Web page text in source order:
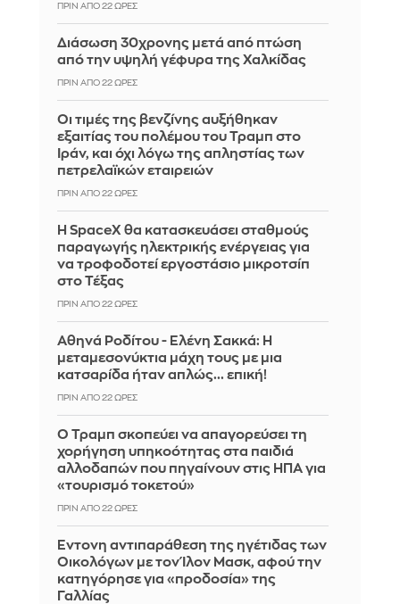
ΠΡΙΝ ΑΠΌ 22 ΏΡΕΣ
Διάσωση 30χρονης μετά από πτώση
από την υψηλή γέφυρα της Χαλκίδας
ΠΡΙΝ ΑΠΌ 22 ΏΡΕΣ
Οι τιμές της βενζίνης αυξήθηκαν
εξαιτίας του πολέμου του Τραμπ στο
Ιράν, και όχι λόγω της απληστίας των
πετρελαϊκών εταιρειών
ΠΡΙΝ ΑΠΌ 22 ΏΡΕΣ
Η SpaceX θα κατασκευάσει σταθμούς
παραγωγής ηλεκτρικής ενέργειας για
να τροφοδοτεί εργοστάσιο μικροτσίπ
στο Τέξας
ΠΡΙΝ ΑΠΌ 22 ΏΡΕΣ
Αθηνά Ροδίτου - Ελένη Σακκά: Η
μεταμεσονύκτια μάχη τους με μια
κατσαρίδα ήταν απλώς... επική!
ΠΡΙΝ ΑΠΌ 22 ΏΡΕΣ
Ο Τραμπ σκοπεύει να απαγορεύσει τη
χορήγηση υπηκοότητας στα παιδιά
αλλοδαπών που πηγαίνουν στις ΗΠΑ για
«τουρισμό τοκετού»
ΠΡΙΝ ΑΠΌ 22 ΏΡΕΣ
Έντονη αντιπαράθεση της ηγέτιδας των
Οικολόγων με τον Ίλον Μασκ, αφού την
κατηγόρησε για «προδοσία» της
Γαλλίας